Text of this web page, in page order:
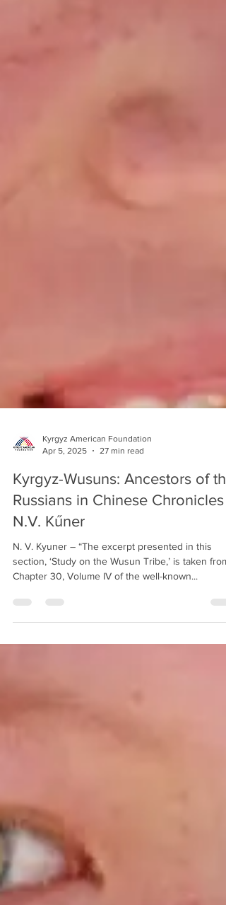
Kyrgyz American Foundation
Apr 5, 2025
Kyrgyz-Wusuns: Ancestors of the
Russians in Chinese Chronicles -
N.V. Kűner
N. V. Kyuner – “The excerpt presented in this